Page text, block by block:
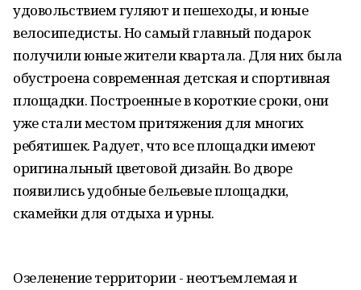
удовольствием гуляют и пешеходы, и юные
велосипедисты. Но самый главный подарок
получили юные жители квартала. Для них была
обустроена современная детская и спортивная
площадки. Построенные в короткие сроки, они
уже стали местом притяжения для многих
ребятишек. Радует, что все площадки имеют
оригинальный цветовой дизайн. Во дворе
появились удобные бельевые площадки,
скамейки для отдыха и урны.
Озеленение территории - неотъемлемая и